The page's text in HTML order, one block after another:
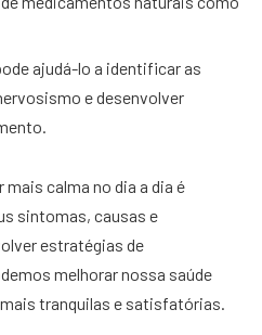
ajudá-lo a identificar as
e desenvolver
calma no dia a dia é
sintomas, causas e
estratégias de
melhorar nossa saúde
tranquilas e satisfatórias.